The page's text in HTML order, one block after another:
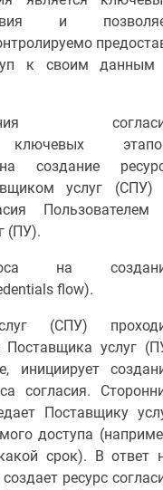
и
к своим данным
создание
услуг (СПУ)
Пользователем
(ПУ).
на
flow).
(СПУ)
Поставщика услуг
инициирует
согласия.
Поставщику
доступа
срок). В ответ
ресурс